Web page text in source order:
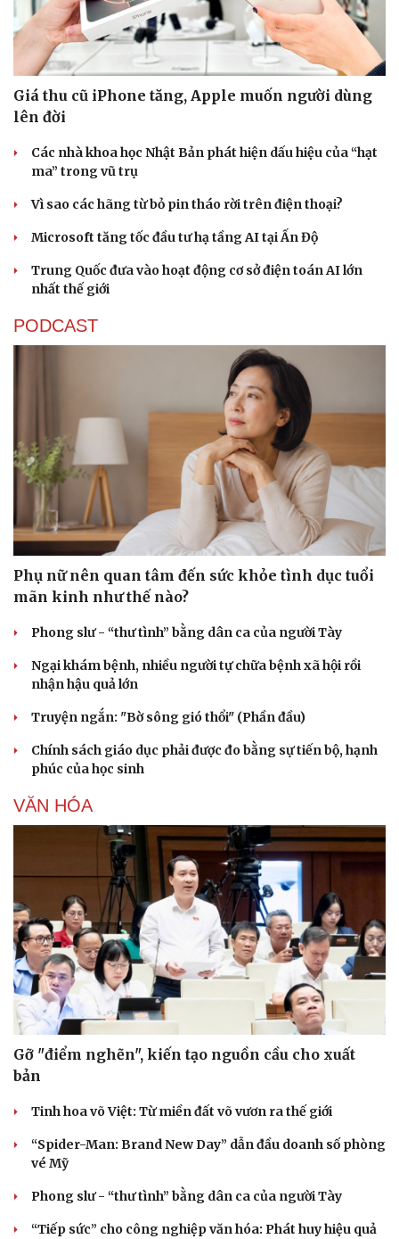
Dinh dưỡng - món ngon
Cây thuốc
Sản phụ khoa
Nam khoa
Phòng mạch online
Ăn sạch sống khỏe
Blog
Giá thu cũ iPhone tăng, Apple muốn người dùng
lên đời
Các nhà khoa học Nhật Bản phát hiện dấu hiệu của “hạt
ma” trong vũ trụ
Vì sao các hãng từ bỏ pin tháo rời trên điện thoại?
Microsoft tăng tốc đầu tư hạ tầng AI tại Ấn Độ
Trung Quốc đưa vào hoạt động cơ sở điện toán AI lớn
nhất thế giới
PODCAST
Phụ nữ nên quan tâm đến sức khỏe tình dục tuổi
mãn kinh như thế nào?
Phong slư - “thư tình” bằng dân ca của người Tày
Ngại khám bệnh, nhiều người tự chữa bệnh xã hội rồi
nhận hậu quả lớn
Truyện ngắn: "Bờ sông gió thổi" (Phần đầu)
Chính sách giáo dục phải được đo bằng sự tiến bộ, hạnh
phúc của học sinh
VĂN HÓA
Gỡ "điểm nghẽn", kiến tạo nguồn cầu cho xuất
bản
Tinh hoa võ Việt: Từ miền đất võ vươn ra thế giới
“Spider-Man: Brand New Day” dẫn đầu doanh số phòng
vé Mỹ
Phong slư - “thư tình” bằng dân ca của người Tày
“Tiếp sức” cho công nghiệp văn hóa: Phát huy hiệu quả